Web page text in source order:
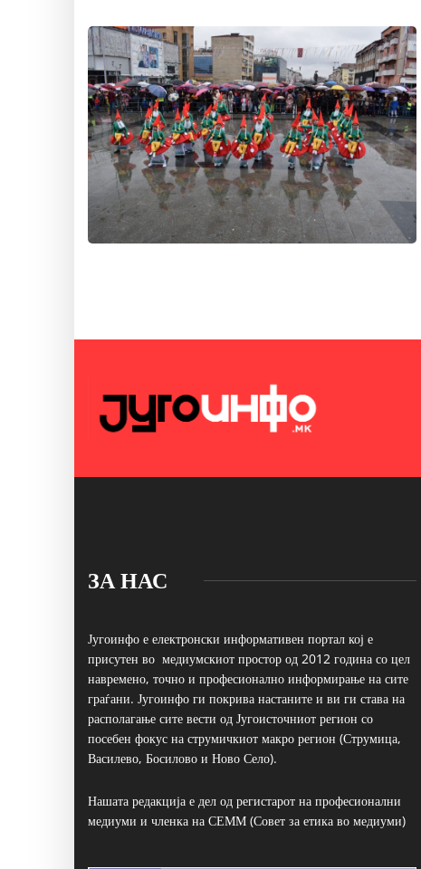
ЗА НАС
Југоинфо е електронски информативен портал кој е
присутен во медиумскиот простор од 2012 година со цел
навремено, точно и професионално информирање на сите
граѓани. Југоинфо ги покрива настаните и ви ги става на
располагање сите вести од Југоисточниот регион со
посебен фокус на струмичкиот макро регион (Струмица,
Василево, Босилово и Ново Село).
Нашата редакција е дел од регистарот на професионални
медиуми и членка на СЕММ (Совет за етика во медиуми)